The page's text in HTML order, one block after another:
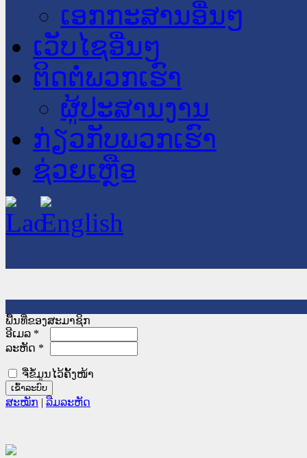
ເອກກະສານອື່ນໆ
ເວັບໄຊອື່ນໆ
ຕິດຕໍ່ພວກເຮົາ
ຜູ້ປະສານງານ
ກ່ຽວກັບພວກເຮົາ
ຊ່ວຍເຫຼືອ
ພື້ນທີ່ຂອງສະມາຊິກ
ອີເມລ *
ລະຫັດ *
ຈື່ຂໍ້ມູນໄວ້ຄັ້ງໜ້າ
ສະໝັກ | ລືມລະຫັດ